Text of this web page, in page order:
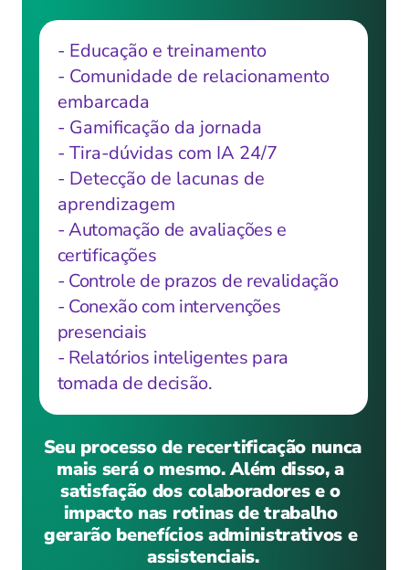
- Educação e treinamento
- Comunidade de relacionamento
embarcada
- Gamificação da jornada
- Tira-dúvidas com IA 24/7
- Detecção de lacunas de
aprendizagem
- Automação de avaliações e
certificações
- Controle de prazos de revalidação
- Conexão com intervenções
presenciais
- Relatórios inteligentes para
tomada de decisão.
Seu processo de recertificação nunca
mais será o mesmo. Além disso, a
satisfação dos colaboradores e o
impacto nas rotinas de trabalho
gerarão benefícios administrativos e
assistenciais.